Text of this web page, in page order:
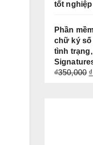
tốt nghiệp
Phần
chữ ký số
tình trạng,
₫350,000 ₫